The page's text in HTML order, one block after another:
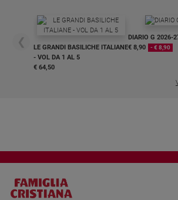
❮
LE GRANDI BASILICHE ITALIANE
- VOL DA 1 AL 5
€ 64,50
DIARIO G 2026-
€ 8,90
- € 8,90